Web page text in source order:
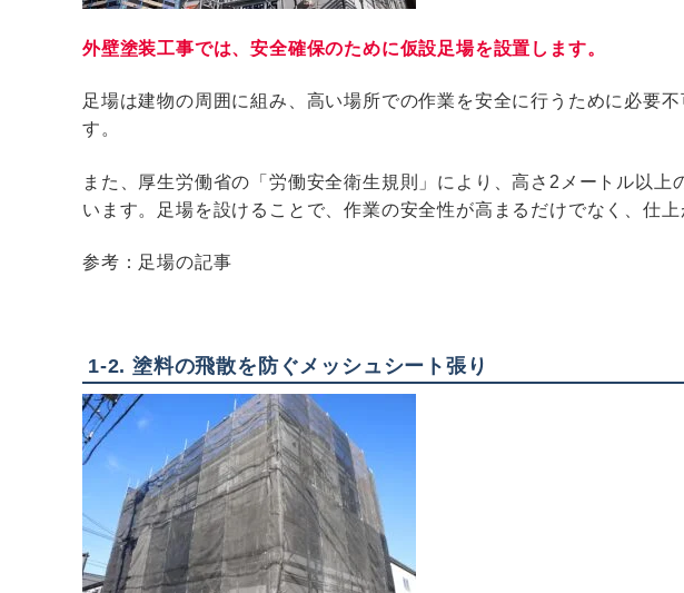
外壁塗装工事では、安全確保のために仮設足場を設置します。
足場は建物の周囲に組み、高い場所での作業を安全に行うために必要
す。
また、厚生労働省の「労働安全衛生規則」により、高さ 2 メートル以上
います。足場を設けることで、作業の安全性が高まるだけでなく、仕上
参考：足場の記事
1-2. 塗料の飛散を防ぐメッシュシート張り